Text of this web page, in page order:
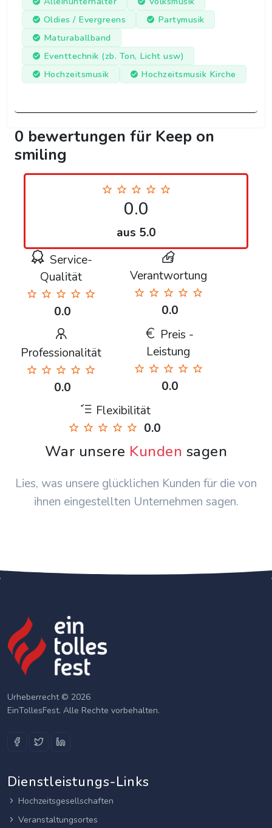
Oldies / Evergreens
Partymusik
Maturaballband
Eventtechnik (zb. Ton, Licht usw)
Hochzeitsmusik
Hochzeitsmusik Kirche
0 bewertungen für Keep on
smiling
0.0
aus 5.0
Service-
Qualität
0.0
Verantwortung
0.0
Professionalität
0.0
Preis -
Leistung
0.0
Flexibilität
0.0
War unsere Kunden sagen
Lies, was unsere glücklichen Kunden für die von
ihnen eingestellten Unternehmen sagen.
Urheberrecht © 2026
EinTollesFest. Alle Rechte vorbehalten.
Dienstleistungs-Links
Hochzeitsgesellschaften
Veranstaltungsortes